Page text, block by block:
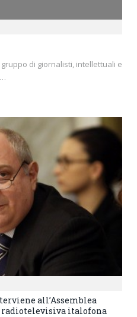
di giornalisti, intellettuali e
all’Assemblea
italofona